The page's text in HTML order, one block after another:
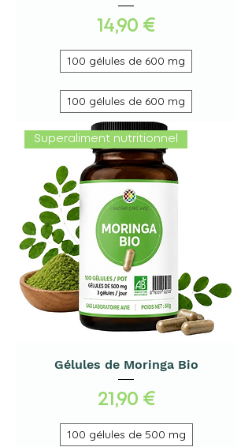
Prix
14,90 €
100 gélules de 600 mg
100 gélules de 600 mg
Superaliment nutritionnel
Gélules de Moringa Bio
Prix
21,90 €
100 gélules de 500 mg